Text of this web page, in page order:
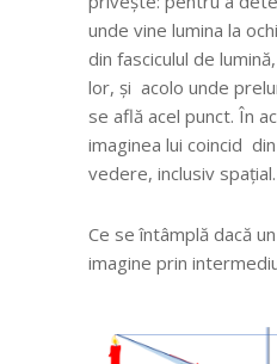
unde vine lumina la
din fasciculul de
lor, și acolo unde
se află acel punct. În
imaginea lui coincid
vedere, inclusiv spațial.
Ce se întâmplă dacă
imagine prin